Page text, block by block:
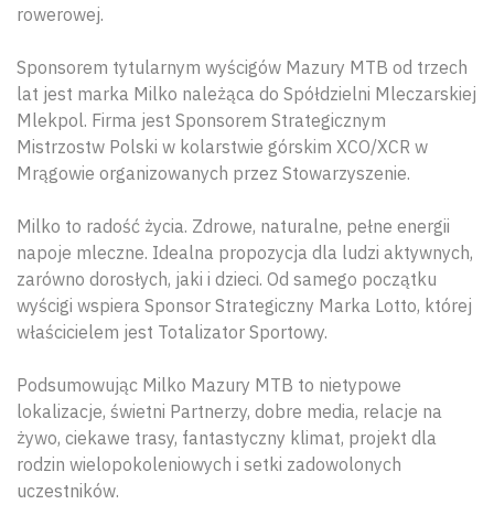
rowerowej.
Sponsorem tytularnym wyścigów Mazury MTB od trzech
lat jest marka Milko należąca do Spółdzielni Mleczarskiej
Mlekpol. Firma jest Sponsorem Strategicznym
Mistrzostw Polski w kolarstwie górskim XCO/XCR w
Mrągowie organizowanych przez Stowarzyszenie.
Milko to radość życia. Zdrowe, naturalne, pełne energii
napoje mleczne. Idealna propozycja dla ludzi aktywnych,
zarówno dorosłych, jaki i dzieci. Od samego początku
wyścigi wspiera Sponsor Strategiczny Marka Lotto, której
właścicielem jest Totalizator Sportowy.
Podsumowując Milko Mazury MTB to nietypowe
lokalizacje, świetni Partnerzy, dobre media, relacje na
żywo, ciekawe trasy, fantastyczny klimat, projekt dla
rodzin wielopokoleniowych i setki zadowolonych
uczestników.